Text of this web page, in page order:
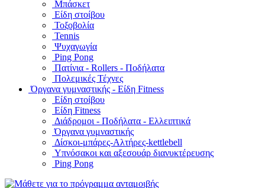
Μπάσκετ
Είδη στοίβου
Τοξοβολία
Tennis
Ψυχαγωγία
Ping Pong
Πατίνια - Rollers - Ποδήλατα
Πολεμικές Τέχνες
Όργανα γυμναστικής - Είδη Fitness
Είδη στοίβου
Είδη Fitness
Διάδρομοι - Ποδήλατα - Ελλειπτικά
Όργανα γυμναστικής
Δίσκοι-μπάρες-Αλτήρες-kettlebell
Υπνόσακοι και αξεσουάρ διανυκτέρευσης
Ping Pong